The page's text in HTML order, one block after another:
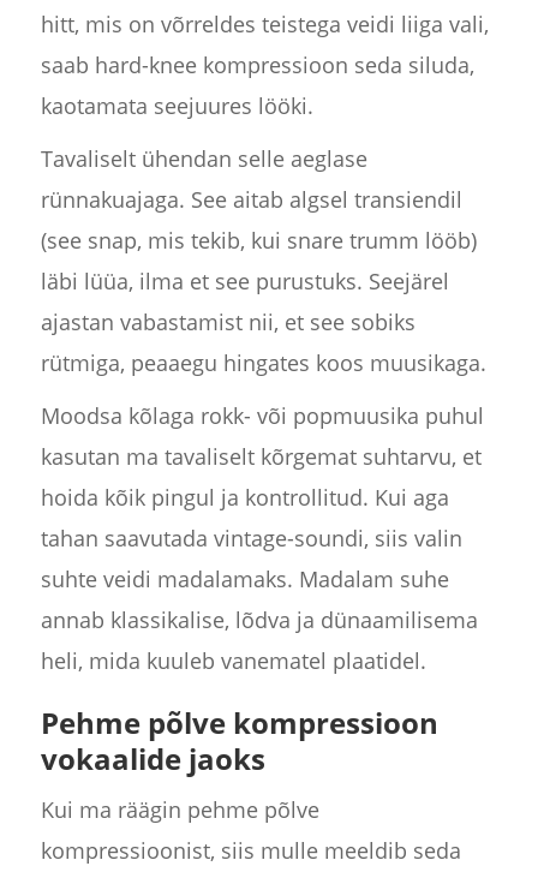
hitt, mis on võrreldes teistega veidi liiga vali,
saab hard-knee kompressioon seda siluda,
kaotamata seejuures lööki.
Tavaliselt ühendan selle aeglase
rünnakuajaga. See aitab algsel transiendil
(see snap, mis tekib, kui snare trumm lööb)
läbi lüüa, ilma et see purustuks. Seejärel
ajastan vabastamist nii, et see sobiks
rütmiga, peaaegu hingates koos muusikaga.
Moodsa kõlaga rokk- või popmuusika puhul
kasutan ma tavaliselt kõrgemat suhtarvu, et
hoida kõik pingul ja kontrollitud. Kui aga
tahan saavutada vintage-soundi, siis valin
suhte veidi madalamaks. Madalam suhe
annab klassikalise, lõdva ja dünaamilisema
heli, mida kuuleb vanematel plaatidel.
Pehme põlve kompressioon
vokaalide jaoks
Kui ma räägin pehme põlve
kompressioonist, siis mulle meeldib seda